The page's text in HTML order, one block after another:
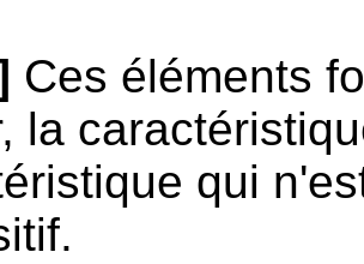
Ces éléments
la
qui